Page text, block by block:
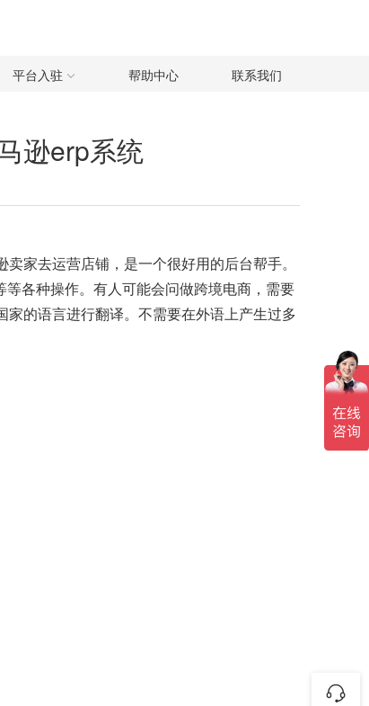
平台入驻 帮助中心 联系我们
逊erp系统
家去运营店铺，是一个很好用的后台帮手。
各种操作。有人可能会问做跨境电商，需要
家的语言进行翻译。不需要在外语上产生过多